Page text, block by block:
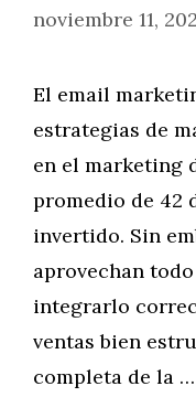
noviembre 11,
El email
estrategias de
en el marketing
promedio de 42
invertido. Sin
aprovechan
integrarlo
ventas bien
completa de la …